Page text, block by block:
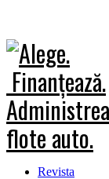
Revista